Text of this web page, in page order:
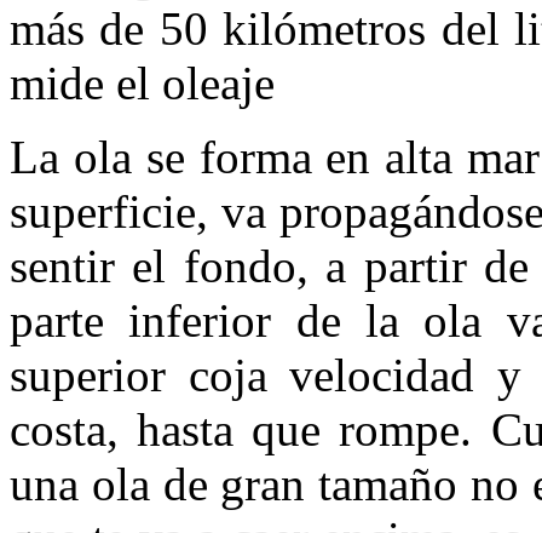
más de 50 kilómetros del
mide el oleaje
La ola se forma en alta
superficie, va
sentir el fondo, a partir
parte inferior de la ola
superior coja velocidad
costa, hasta que rompe.
una ola de gran tamaño